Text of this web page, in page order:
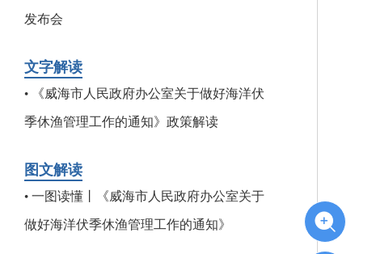
发布会
文字解读
•
《威海市人民政府办公室关于做好海洋伏
季休渔管理工作的通知》政策解读
图文解读
•一图读懂丨《威海市人民政府办公室关于
做好海洋伏季休渔管理工作的通知》